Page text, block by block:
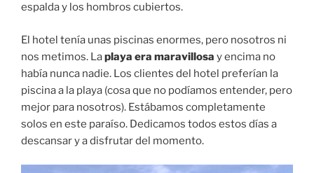
espalda y los hombros cubiertos.
El hotel tenía unas piscinas enormes, pero nosotros ni
nos metimos. Laplaya era maravillosa y encima no
había nunca nadie. Los clientes del hotel preferían la
piscina a la playa (cosa que no podíamos entender, pero
mejor para nosotros). Estábamos completamente
solos en este paraíso. Dedicamos todos estos días a
descansar y a disfrutar del momento.